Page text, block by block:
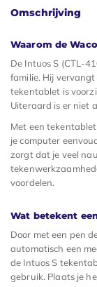
Omschrijving
Waarom de
De Intuos S (CTL-
familie. Hij
tekentablet is
Uiteraard is er niet
Met een
je computer
zorgt dat je veel
voordelen.
Wat betekent
Door met een pen
automatisch een
de Intuos S
gebruik. Plaats je